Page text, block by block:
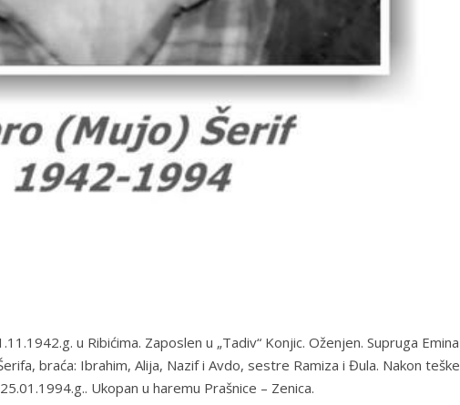
u Ribićima. Zaposlen u „Tadiv“ Konjic. Oženjen. Supruga Emina
braća: Ibrahim, Alija, Nazif i Avdo, sestre Ramiza i Đula. Nakon teške
Ukopan u haremu Prašnice – Zenica.